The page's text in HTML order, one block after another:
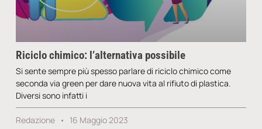
Riciclo chimico: l’alternativa possibile
Si sente sempre più spesso parlare di riciclo chimico come
seconda via green per dare nuova vita al rifiuto di plastica.
Diversi sono infatti i
Redazione 16 Maggio 2023